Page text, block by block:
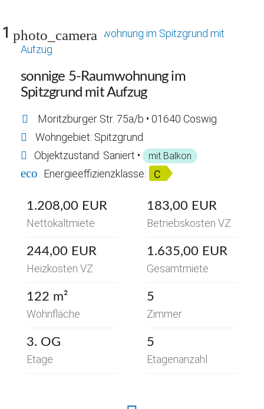
1 photo_camera
sonnige 5-Raumwohnung im
Spitzgrund mit Aufzug
Moritzburger Str. 75a/b • 01640 Coswig
Wohngebiet: Spitzgrund
Objektzustand: Saniert •
mit Balkon
eco Energieeffizienzklasse: C
1.208,00 EUR
Nettokaltmiete
183,00 EUR
Betriebskosten VZ
244,00 EUR
Heizkosten VZ
1.635,00 EUR
Gesamtmiete
122 m²
Wohnfläche
5
Zimmer
3. OG
Etage
5
Etagenanzahl